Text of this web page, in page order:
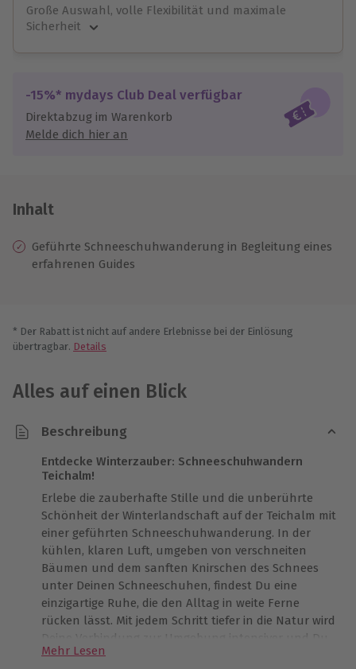
Große Auswahl, volle Flexibilität und maximale
Sicherheit
Jeder Gutschein für alle Erlebnisse einlösbar.
Maximale Sicherheit
10 Jahre gültig & verlängerbar.
-15%* mydays Club Deal verfügbar
Direktabzug im Warenkorb
Melde dich hier an
Inhalt
Geführte Schneeschuhwanderung in Begleitung eines
erfahrenen Guides
* Der Rabatt ist nicht auf andere Erlebnisse bei der Einlösung
übertragbar. Details
Alles auf einen Blick
Beschreibung
Entdecke Winterzauber: Schneeschuhwandern
Teichalm!
Erlebe die zauberhafte Stille und die unberührte
Schönheit der Winterlandschaft auf der Teichalm mit
einer geführten Schneeschuhwanderung. In der
kühlen, klaren Luft, umgeben von verschneiten
Bäumen und dem sanften Knirschen des Schnees
unter Deinen Schneeschuhen, findest Du eine
einzigartige Ruhe, die den Alltag in weite Ferne
rücken lässt. Mit jedem Schritt tiefer in die Natur wird
Deine Verbindung zur Umgebung intensiver und Du
spürst, wie kostbar diese Zeit ist.
Mehr Lesen